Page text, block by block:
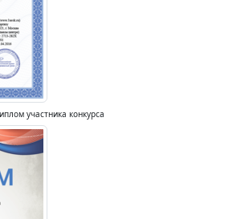
участника конкурса